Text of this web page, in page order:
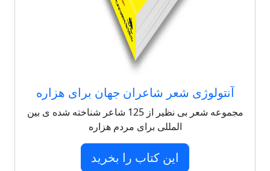
آنتولوژی شعر شاعران جهان برای هزاره
مجموعه شعر بی نظیر از 125 شاعر شناخته شده ی بین
المللی برای مردم هزاره
این کتاب را بخرید